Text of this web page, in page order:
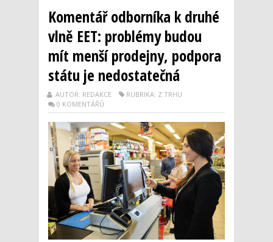
Komentář odborníka k druhé
vlně EET: problémy budou
mít menší prodejny, podpora
státu je nedostatečná
AUTOR: REDAKCE
RUBRIKA: Z TRHU
0 KOMENTÁŘŮ